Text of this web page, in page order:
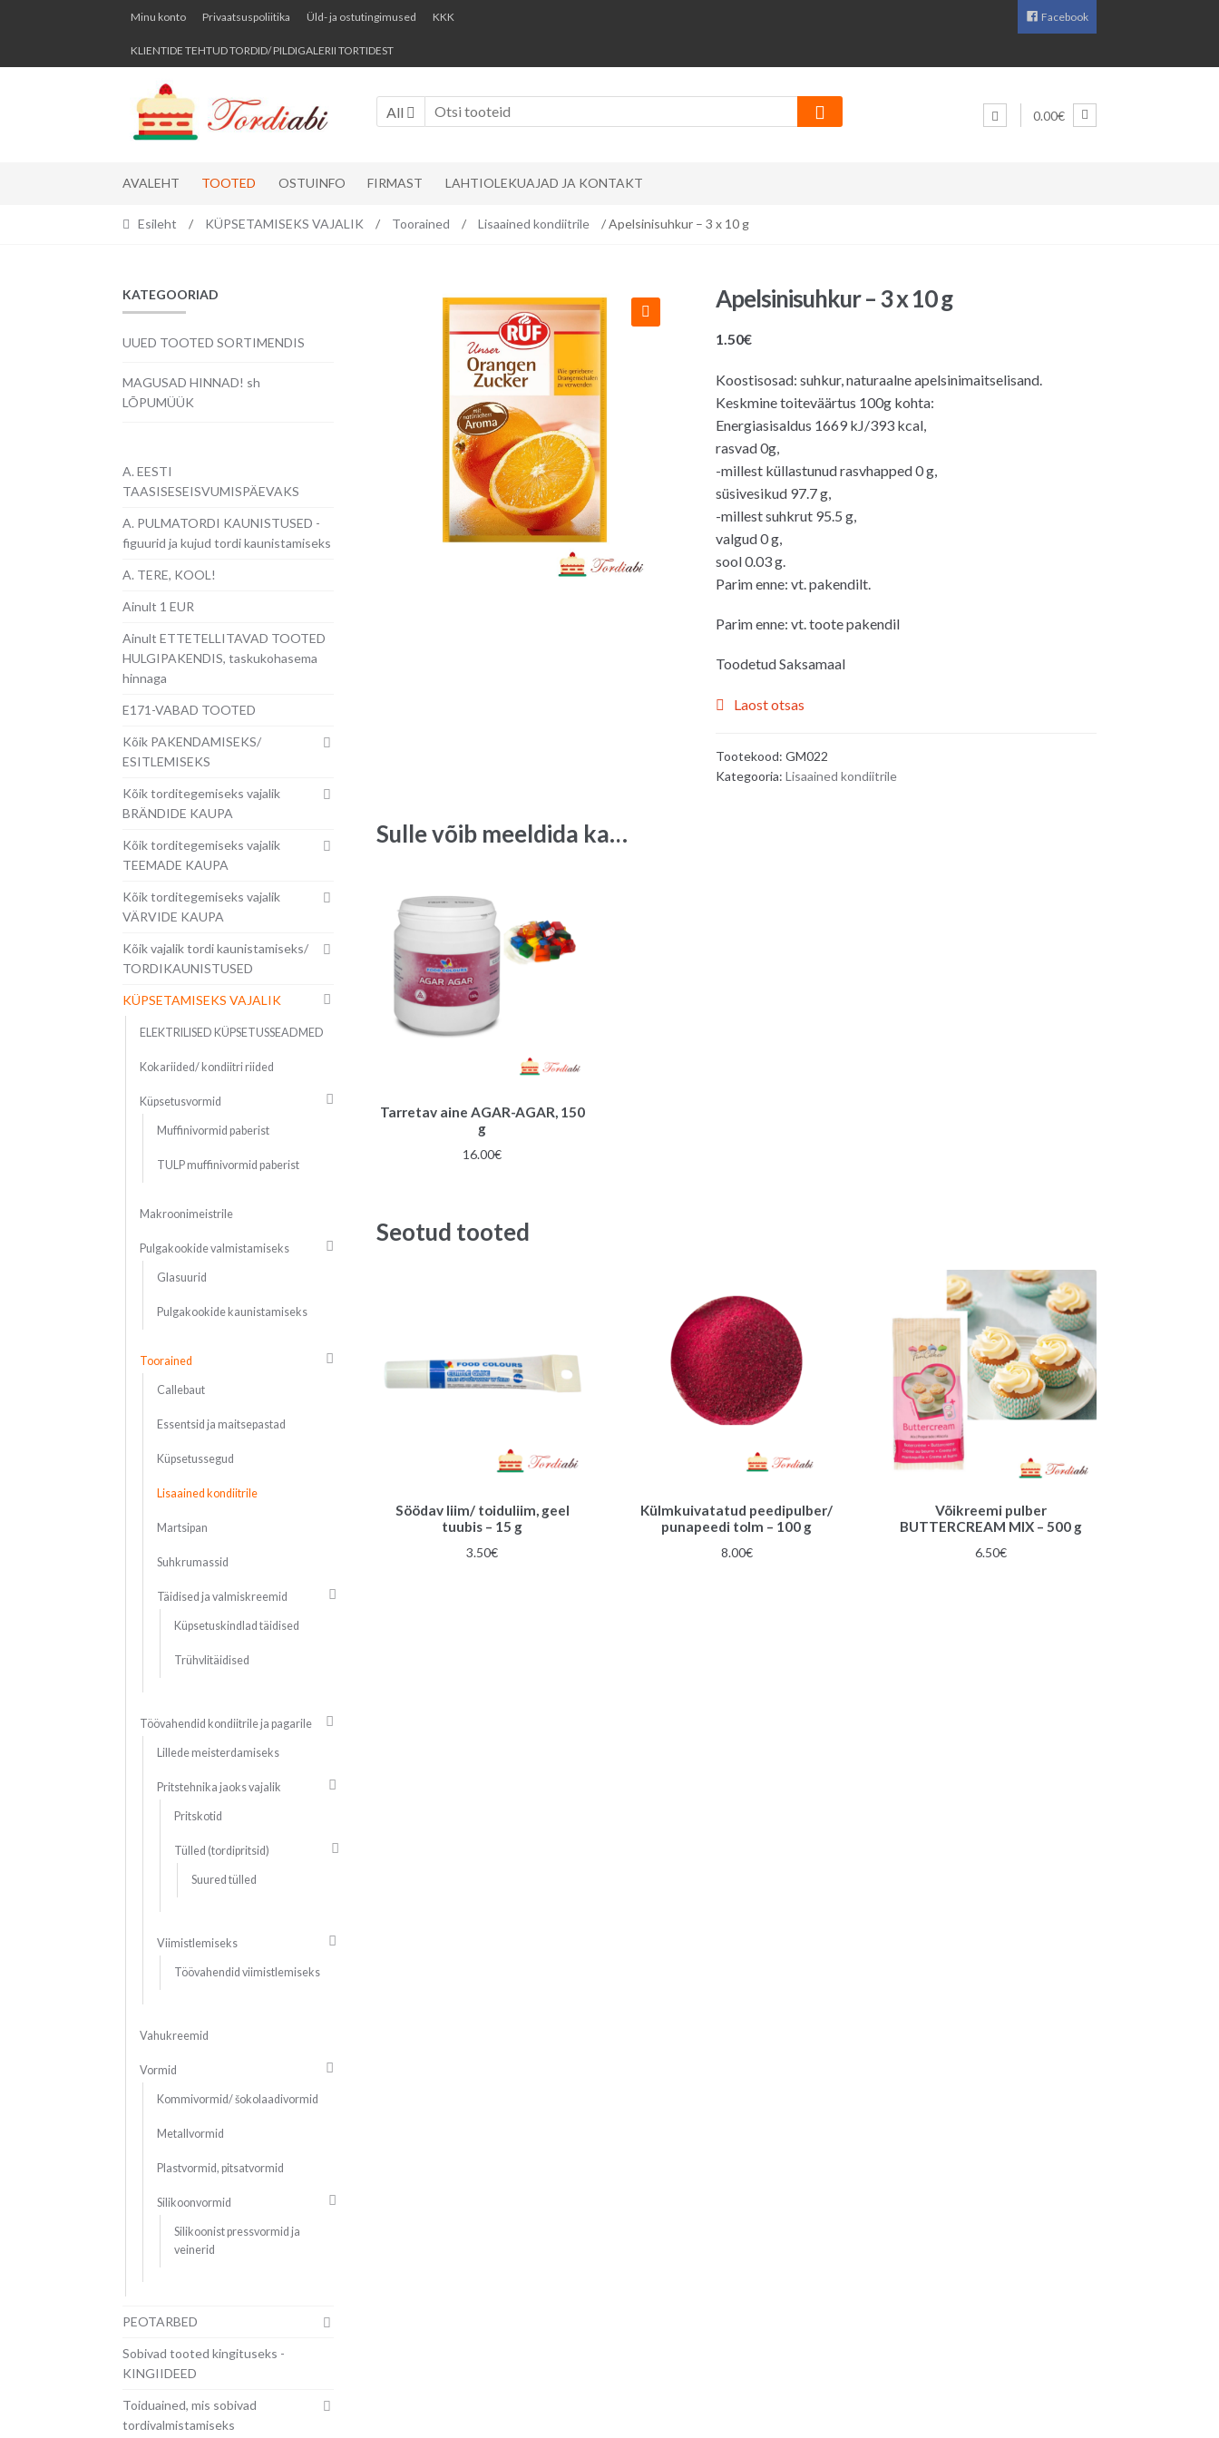
Skip
navigation
Skip
content
Minu konto Privaatsuspoliitika Üld- ja ostutingimused KKK
KLIENTIDE TEHTUD TORDID/ PILDIGALERII TORTIDEST
Facebook
All 0.00€
AVALEHT TOOTED OSTUINFO FIRMAST LAHTIOLEKUAJAD JA KONTAKT
Esileht / KÜPSETAMISEKS VAJALIK / Toorained / Lisaained kondiitrile / Apelsinisuhkur – 3 x 10 g
Apelsinisuhkur – 3 x 10 g
1.50€
Koostisosad: suhkur, naturaalne apelsinimaitselisand.
Keskmine toiteväärtus 100g kohta:
Energiasisaldus 1669 kJ/393 kcal,
rasvad 0g,
-millest küllastunud rasvhapped 0 g,
süsivesikud 97.7 g,
-millest suhkrut 95.5 g,
valgud 0 g,
sool 0.03 g.
Parim enne: vt. pakendilt.
Parim enne: vt. toote pakendil
Toodetud Saksamaal
Laost otsas
Tootekood: GM022
Kategooria: Lisaained kondiitrile
Sulle võib meeldida ka…
Tarretav aine AGAR-AGAR, 150
g
16.00€
Seotud tooted
Söödav liim/ toiduliim, geel
tuubis – 15 g
3.50€
Külmkuivatatud peedipulber/
punapeedi tolm – 100 g
8.00€
Võikreemi pulber
BUTTERCREAM MIX – 500 g
6.50€
KATEGOORIAD
UUED TOOTED SORTIMENDIS
MAGUSAD HINNAD! sh
LÕPUMÜÜK
A. EESTI
TAASISESEISVUMISPÄEVAKS
A. PULMATORDI KAUNISTUSED -
figuurid ja kujud tordi kaunistamiseks
A. TERE, KOOL!
Ainult 1 EUR
Ainult ETTETELLITAVAD TOOTED
HULGIPAKENDIS, taskukohasema
hinnaga
E171-VABAD TOOTED
Kõik PAKENDAMISEKS/
ESITLEMISEKS
Kõik torditegemiseks vajalik
BRÄNDIDE KAUPA
Kõik torditegemiseks vajalik
TEEMADE KAUPA
Kõik torditegemiseks vajalik
VÄRVIDE KAUPA
Kõik vajalik tordi kaunistamiseks/
TORDIKAUNISTUSED
KÜPSETAMISEKS VAJALIK
ELEKTRILISED KÜPSETUSSEADMED
Kokariided/ kondiitri riided
Küpsetusvormid
Muffinivormid paberist
TULP muffinivormid paberist
Makroonimeistrile
Pulgakookide valmistamiseks
Glasuurid
Pulgakookide kaunistamiseks
Toorained
Callebaut
Essentsid ja maitsepastad
Küpsetussegud
Lisaained kondiitrile
Martsipan
Suhkrumassid
Täidised ja valmiskreemid
Küpsetuskindlad täidised
Trühvlitäidised
Töövahendid kondiitrile ja pagarile
Lillede meisterdamiseks
Pritstehnika jaoks vajalik
Pritskotid
Tülled (tordipritsid)
Suured tülled
Viimistlemiseks
Töövahendid viimistlemiseks
Vahukreemid
Vormid
Kommivormid/ šokolaadivormid
Metallvormid
Plastvormid, pitsatvormid
Silikoonvormid
Silikoonist pressvormid ja
veinerid
PEOTARBED
Sobivad tooted kingituseks -
KINGIIDEED
Toiduained, mis sobivad
tordivalmistamiseks